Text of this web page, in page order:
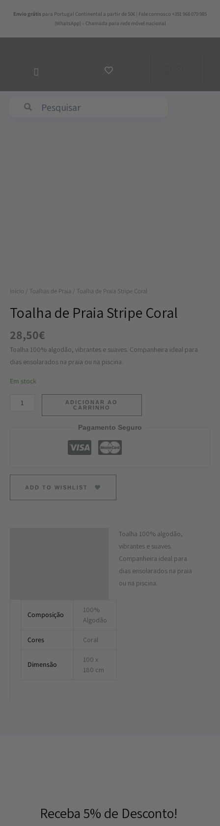
Envio grátis para Portugal Continental a partir de 50€ | Fale connosco +351 968 079 985
(WhatsApp) – Chamada para rede móvel nacional
Início / Toalhas de Praia / Toalha de Praia Stripe Coral
Toalha de Praia Stripe Coral
28,50€
Toalha 100% algodão, vibrantes e suaves. Companheira ideal para
dias ensolarados na praia ou na piscina.
Em stock
ADICIONAR AO
CARRINHO
Pagamento Seguro
ADD TO WISHLIST
Toalha 100% algodão,
vibrantes e suaves.
Companheira ideal para
dias ensolarados na praia
ou na piscina.
Composição
100%
Algodão
Cores Coral
Dimensão
100 x
180 cm
Receba 5% de Desconto!